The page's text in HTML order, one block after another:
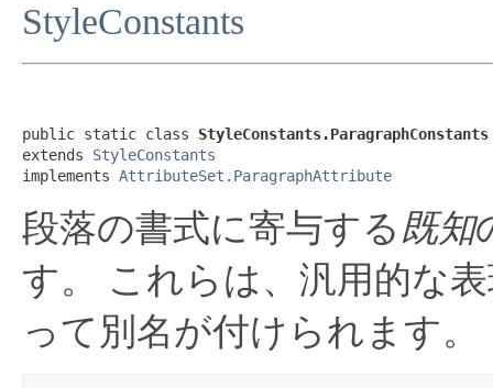
StyleConstants
public static class StyleConstants.ParagraphConstants
extends StyleConstants
implements AttributeSet.ParagraphAttribute
段落の書式に寄与する既知
す。
これらは、汎用的な
って別名が付けられます。